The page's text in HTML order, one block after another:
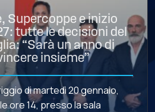
Supercoppe e inizio
tutte le decisioni del
“Sarà un anno di
insieme”
di martedì 20 gennaio,
ore 14, presso la sala